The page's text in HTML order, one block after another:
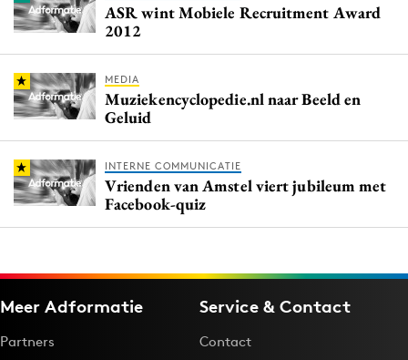
ASR wint Mobiele Recruitment Award
2012
MEDIA
Muziekencyclopedie.nl naar Beeld en
Geluid
INTERNE COMMUNICATIE
Vrienden van Amstel viert jubileum met
Facebook-quiz
Meer Adformatie
Partners
Service & Contact
Contact